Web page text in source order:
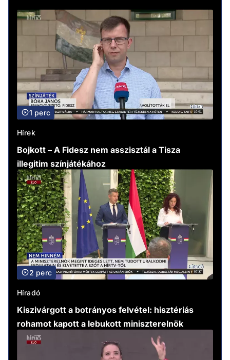
1 perc
Hírek
Bojkott – A Fidesz nem asszisztál a Tisza
illegitim színjátékához
2 perc
Híradó
Kiszivárgott a botrányos felvétel: hisztériás
rohamot kapott a lebukott miniszterelnök